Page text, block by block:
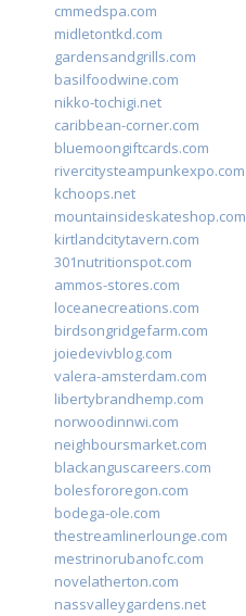
cmmedspa.com
midletontkd.com
gardensandgrills.com
basilfoodwine.com
nikko-tochigi.net
caribbean-corner.com
bluemoongiftcards.com
rivercitysteampunkexpo.com
kchoops.net
mountainsideskateshop.com
kirtlandcitytavern.com
301nutritionspot.com
ammos-stores.com
loceanecreations.com
birdsongridgefarm.com
joiedevivblog.com
valera-amsterdam.com
libertybrandhemp.com
norwoodinnwi.com
neighboursmarket.com
blackanguscareers.com
bolesfororegon.com
bodega-ole.com
thestreamlinerlounge.com
mestrinorubanofc.com
novelatherton.com
nassvalleygardens.net